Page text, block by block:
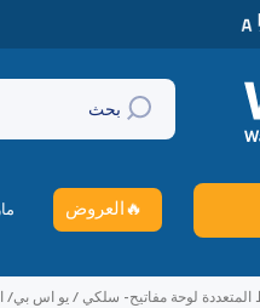
بحث
🔥 العروض